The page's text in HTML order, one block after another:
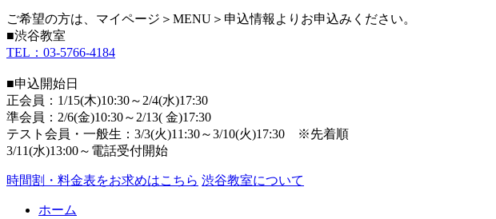
ご希望の方は、マイページ＞MENU＞申込情報よりお申込みください。
■渋谷教室
TEL：03-5766-4184
■申込開始日
正会員：1/15(木)10:30～2/4(水)17:30
準会員：2/6(金)10:30～2/13( 金)17:30
テスト会員・一般生：3/3(火)11:30～3/10(火)17:30 ※先着順
3/11(水)13:00～電話受付開始
時間割・料金表をお求めはこちら 渋谷教室について
ホーム